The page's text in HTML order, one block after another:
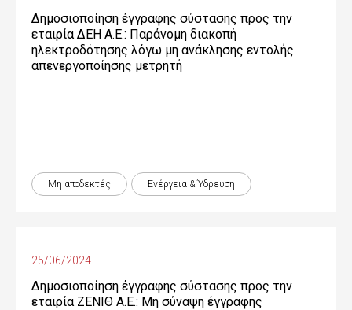
Δημοσιοποίηση έγγραφης σύστασης προς την
εταιρία ΔΕΗ Α.Ε.: Παράνομη διακοπή
ηλεκτροδότησης λόγω μη ανάκλησης εντολής
απενεργοποίησης μετρητή
Μη αποδεκτές Ενέργεια & Ύδρευση
25/06/2024
Δημοσιοποίηση έγγραφης σύστασης προς την
εταιρία ΖΕΝΙΘ Α.Ε.: Μη σύναψη έγγραφης